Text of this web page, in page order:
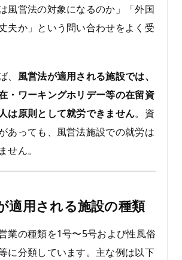
風営法の対象になるのか」「外国
夫か」という問い合わせをよく受
風営法が適用される施設では、
・ワーキングホリデー等の在留資
は原則として就労できません。資
あっても、風営法施設での就労は
せん。
適用される施設の種類
業の種類を1号〜5号および性風俗
に分類しています。主な例は以下